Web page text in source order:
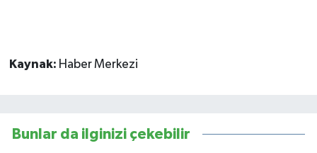
Kaynak: Haber Merkezi
Bunlar da ilginizi çekebilir